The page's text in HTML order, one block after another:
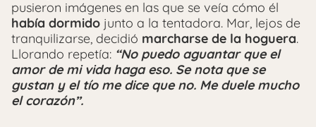
pusieron imágenes en las que se veía cómo él
había dormido junto a la tentadora. Mar, lejos de
tranquilizarse, decidió marcharse de la hoguera.
Llorando repetía: “No puedo aguantar que el
amor de mi vida haga eso. Se nota que se
gustan y el tío me dice que no. Me duele mucho
el corazón”.